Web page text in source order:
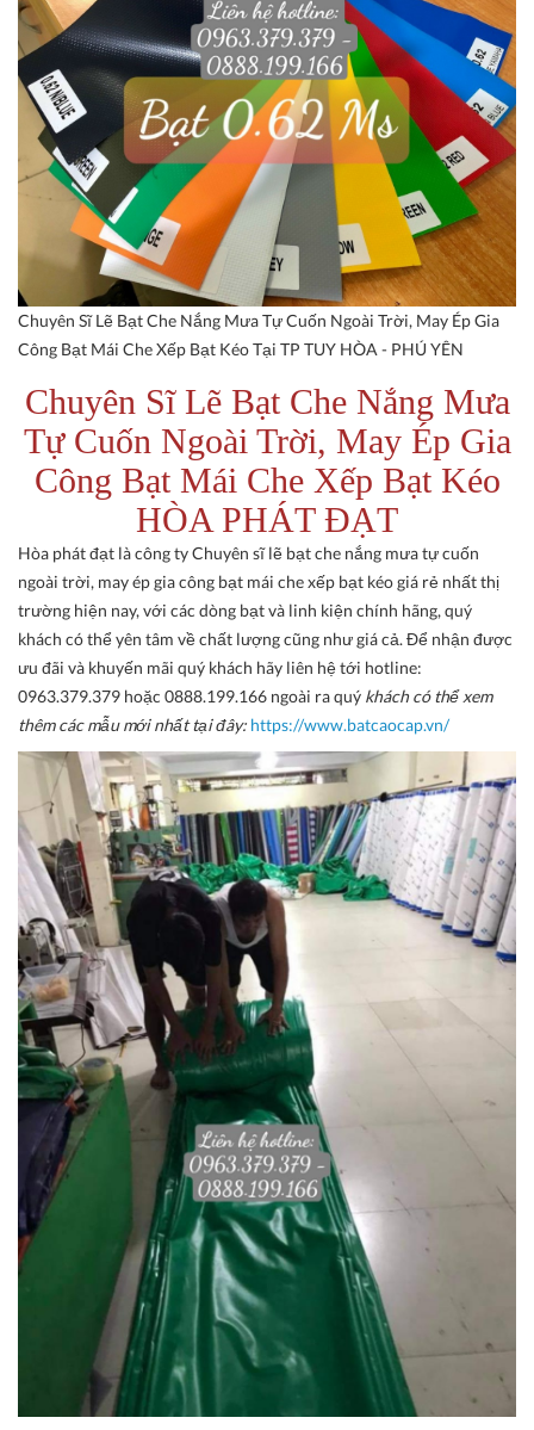
Chuyên Sĩ Lẽ Bạt Che Nắng Mưa Tự Cuốn Ngoài Trời, May Ép Gia
Công Bạt Mái Che Xếp Bạt Kéo Tại TP TUY HÒA - PHÚ YÊN
Chuyên Sĩ Lẽ Bạt Che Nắng Mưa
Tự Cuốn Ngoài Trời, May Ép Gia
Công Bạt Mái Che Xếp Bạt Kéo
HÒA PHÁT ĐẠT
Hòa phát đạt là công ty Chuyên sĩ lẽ bạt che nắng mưa tự cuốn
ngoài trời, may ép gia công bạt mái che xếp bạt kéo giá rẻ nhất thị
trường hiện nay, với các dòng bạt và linh kiện chính hãng, quý
khách có thể yên tâm về chất lượng cũng như giá cả. Để nhận được
ưu đãi và khuyến mãi quý khách hãy liên hệ tới hotline:
0963.379.379 hoặc 0888.199.166 ngoài ra quý khách có thể xem
thêm các mẫu mới nhất tại đây: https://www.batcaocap.vn/​